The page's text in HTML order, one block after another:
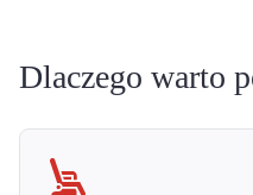
Dlaczego warto